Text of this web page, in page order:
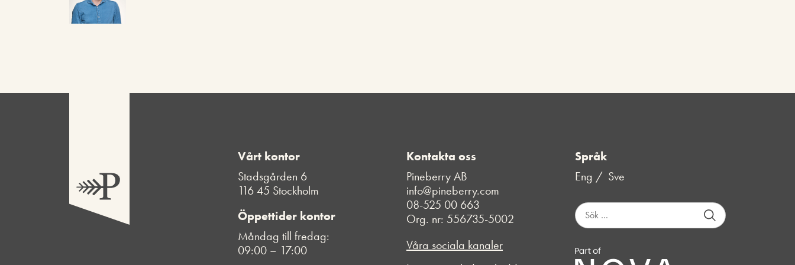
ö
j
e
l
l
s
Vårt kontor
Stadsgården 6
116 45 Stockholm
Öppettider kontor
Måndag till fredag:
09:00 – 17:00
Kontakta oss
Pineberry AB
info@pineberry.com
08-525 00 663
Org. nr: 556735-5002
Våra sociala kanaler
Språk
Eng
Sve
S
ö
k
f
t